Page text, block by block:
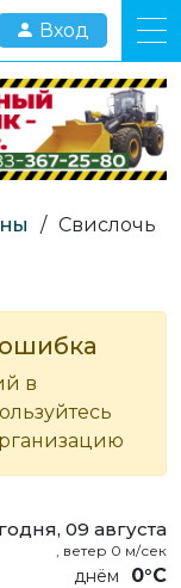
Вход
/ Свислочь
в
09 августа
, ветер 0 м/сек
0°C